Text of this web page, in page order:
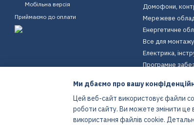
Мобільна версія
Приймаємо до оплати
Інтернет-магазин створений з Хорошоп
Домофони,
Мережеве
Енергетичне
Все для монтажу
Електрика,
Програмне
Екіпірування
Енергетичне
Ми дбаємо про вашу
Цей веб-сайт використовує файли
роботи сайту. Ви можете змінити
використання файлів cookie.